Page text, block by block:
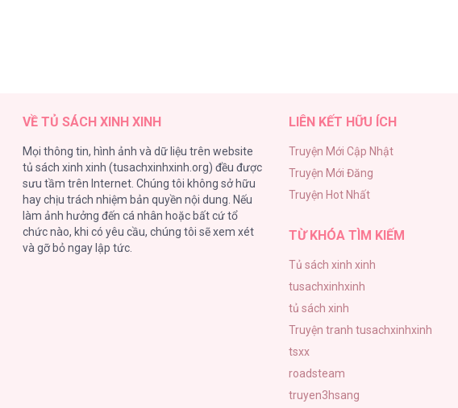
VỀ TỦ SÁCH XINH XINH
Mọi thông tin, hình ảnh và dữ liệu trên website
tủ sách xinh xinh (tusachxinhxinh.org) đều được
sưu tầm trên Internet. Chúng tôi không sở hữu
hay chịu trách nhiệm bản quyền nội dung. Nếu
làm ảnh hưởng đến cá nhân hoặc bất cứ tổ
chức nào, khi có yêu cầu, chúng tôi sẽ xem xét
và gỡ bỏ ngay lập tức.
LIÊN KẾT HỮU ÍCH
Truyện Mới Cập Nhật
Truyện Mới Đăng
Truyện Hot Nhất
TỪ KHÓA TÌM KIẾM
Tủ sách xinh xinh
tusachxinhxinh
tủ sách xinh
Truyện tranh tusachxinhxinh
tsxx
roadsteam
truyen3hsang